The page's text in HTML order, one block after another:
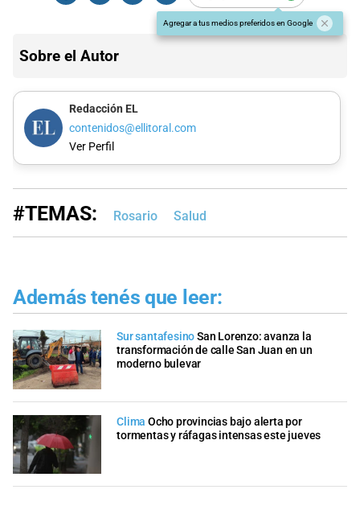
Agregar a tus medios preferidos en Google
Sobre el Autor
Redacción EL
contenidos@ellitoral.com
Ver Perfil
#TEMAS: Rosario Salud
Además tenés que leer:
Sur santafesinoSan Lorenzo: avanza la
transformación de calle San Juan en un
moderno bulevar
Clima Ocho provincias bajo alerta por
tormentas y ráfagas intensas este jueves